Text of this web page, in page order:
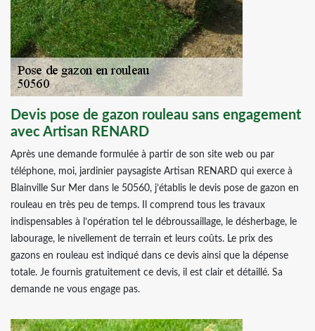
Devis pose de gazon rouleau sans engagement
avec Artisan RENARD
Après une demande formulée à partir de son site web ou par
téléphone, moi, jardinier paysagiste Artisan RENARD qui exerce à
Blainville Sur Mer dans le 50560, j’établis le devis pose de gazon en
rouleau en très peu de temps. Il comprend tous les travaux
indispensables à l’opération tel le débroussaillage, le désherbage, le
labourage, le nivellement de terrain et leurs coûts. Le prix des
gazons en rouleau est indiqué dans ce devis ainsi que la dépense
totale. Je fournis gratuitement ce devis, il est clair et détaillé. Sa
demande ne vous engage pas.